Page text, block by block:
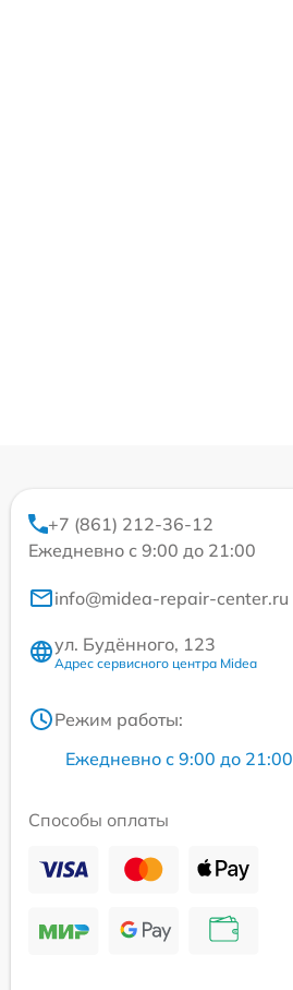
+7 (861) 212-36-12
Ежедневно с 9:00 до 21:00
info@midea-repair-center.ru
ул. Будённого, 123
Адрес сервисного центра Midea
Режим работы:
Ежедневно с 9:00 до 21:00
Способы оплаты